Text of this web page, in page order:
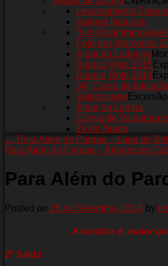
Levantamento
Valores Naturais
"Um Algar
Fojo dos Morcegos
Algar do Ladoeiro
Buraco Roto 2015
Buraco Roto 2014
34º Curso de
Valporquero
Algar da Lomba
Cueva de
Zé de Braga
← Para Além do Parque – Lapa do
Para Além do Parque – Algares do
Para Além do
Posted on 25 de Setembro, 2014 by
A sombra é, maior
2ª Saída: